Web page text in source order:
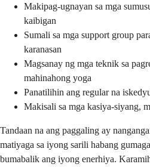
Makipag-ugnayan sa mga
kaibigan
Sumali sa mga support group
karanasan
Magsanay ng mga teknik sa
mahinahong yoga
Panatilihin ang regular na
Makisali sa mga kasiya-siyang,
Tandaan na ang paggaling ay
matiyaga sa iyong sarili habang
bumabalik ang iyong enerhiya.